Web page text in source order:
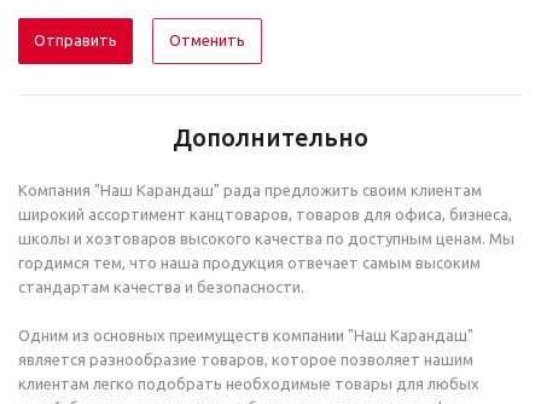
Отменить
Дополнительно
Компания "Наш Карандаш" рада предложить своим клиентам
широкий ассортимент канцтоваров, товаров для офиса, бизнеса,
школы и хозтоваров высокого качества по доступным ценам. Мы
гордимся тем, что наша продукция отвечает самым высоким
стандартам качества и безопасности.
Одним из основных преимуществ компании "Наш Карандаш"
является разнообразие товаров, которое позволяет нашим
клиентам легко подобрать необходимые товары для любых